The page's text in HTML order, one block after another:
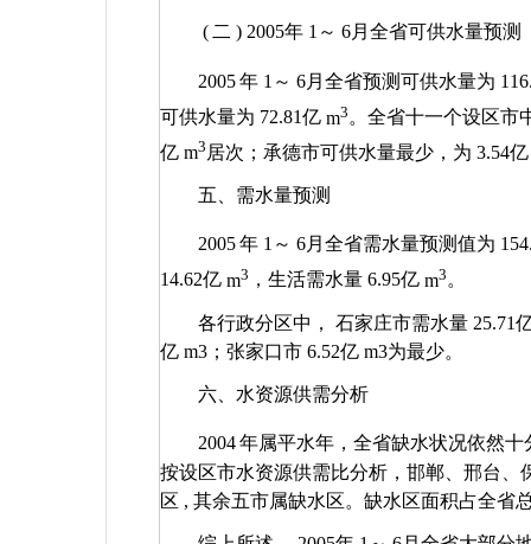
( 二 ) 2005年 1 ～ 6月全省可供水量预测
2005年 1 ～ 6月全省预测可供水量为
可供水量为 72.81亿 m3。全省十一个设区市
亿 m3 居次；承德市可供水量最少，为 3.54
五、需水量预测
2005年 1 ～ 6月全省需水量预测值为
14.62亿 m3 ，生活需水量 6.95亿 m3。
各行政分区中， 石家庄市需水量 25.71
亿 m3 ；张家口市 6.52亿 m3为最少。
六、水资源供需分析
2004年属平水年，全省缺水状况依然
按设区市水资源供需比分析，邯郸、邢台
区 , 其余五市属缺水区。缺水区面积占全省